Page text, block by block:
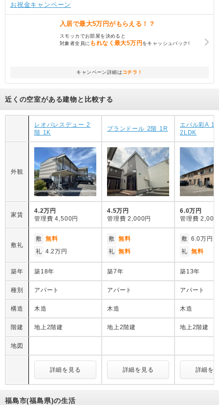
お祝金キャンペーン
入居で最大5万円がもらえる！？
スモッカでお部屋を決めると
対象者全員に もれなく最大5万円をキャッシュバック!
キャンペーン詳細はコチラ！
近くの空室がある建物と比較する
レオパレスデュー 2
階 1K
プランドール 2階 1R
エパル彩A 1-
2LDK
外観
家賃
4.2万円
管理費 4,500円
4.5万円
管理費 2,000円
6.0万円
管理費 2,000
敷礼
敷 無料
礼 4.2万円
敷 無料
礼 無料
敷 6.0万円
礼 無料
築年 築18年 築7年 築13年
種別 アパート アパート アパート
構造 木造 木造 木造
階建 地上2階建 地上2階建 地上2階建
地図
詳細を見る 詳細を見る 詳細を
福島市(福島県)の生活